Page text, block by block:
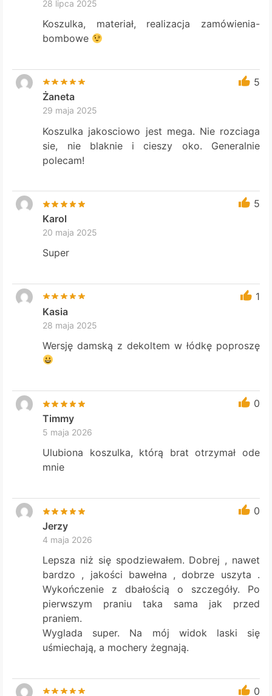
28 lipca 2025
Koszulka, materiał, realizacja zamówienia-
bombowe
5
Żaneta
29 maja 2025
Koszulka jakosciowo jest mega. Nie rozciaga
sie, nie blaknie i cieszy oko. Generalnie
polecam!
5
Karol
20 maja 2025
Super
1
Kasia
28 maja 2025
Wersję damską z dekoltem w łódkę poproszę
0
Timmy
5 maja 2026
Ulubiona koszulka, którą brat otrzymał ode
mnie
0
Jerzy
4 maja 2026
Lepsza niż się spodziewałem. Dobrej , nawet
bardzo , jakości bawełna , dobrze uszyta .
Wykończenie z dbałością o szczegóły. Po
pierwszym praniu taka sama jak przed
praniem.
Wyglada super. Na mój widok laski się
uśmiechają, a mochery żegnają.
0